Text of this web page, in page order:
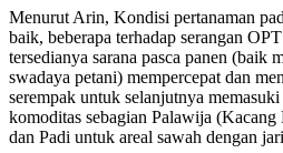
Menurut Arin, Kondisi pertanaman
baik, beberapa terhadap serangan
tersedianya sarana pasca panen (baik
swadaya petani) mempercepat dan
serempak untuk selanjutnya
komoditas sebagian Palawija
dan Padi untuk areal sawah dengan